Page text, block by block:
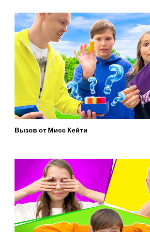
Вызов от Мисс Кейти